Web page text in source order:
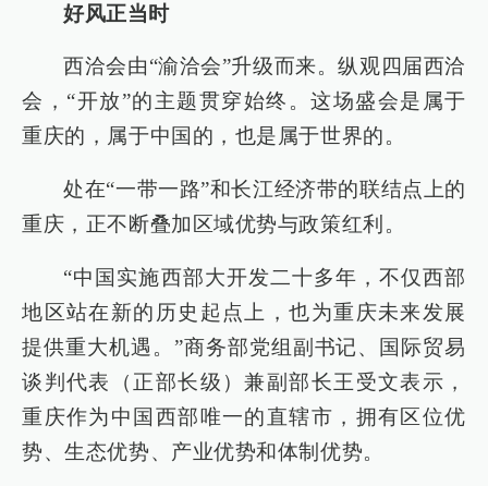
好风正当时
西洽会由“渝洽会”升级而来。纵观四届西洽
会，“开放”的主题贯穿始终。这场盛会是属于
重庆的，属于中国的，也是属于世界的。
处在“一带一路”和长江经济带的联结点上的
重庆，正不断叠加区域优势与政策红利。
“中国实施西部大开发二十多年，不仅西部
地区站在新的历史起点上，也为重庆未来发展
提供重大机遇。”商务部党组副书记、国际贸易
谈判代表（正部长级）兼副部长王受文表示，
重庆作为中国西部唯一的直辖市，拥有区位优
势、生态优势、产业优势和体制优势。